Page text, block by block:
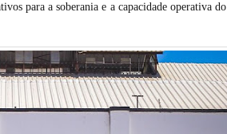
para a soberania e a capacidade operativa do